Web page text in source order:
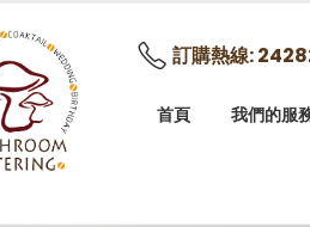
訂購熱線:
首頁 我們的服